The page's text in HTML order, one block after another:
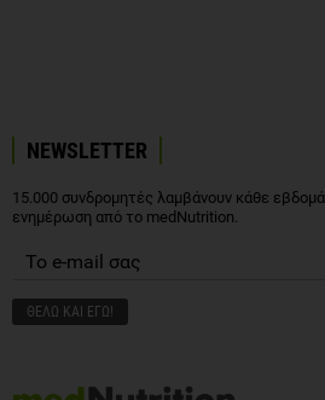
NEWSLETTER
15.000 συνδρομητές λαμβάνουν κάθε
ενημέρωση από το medNutrition.